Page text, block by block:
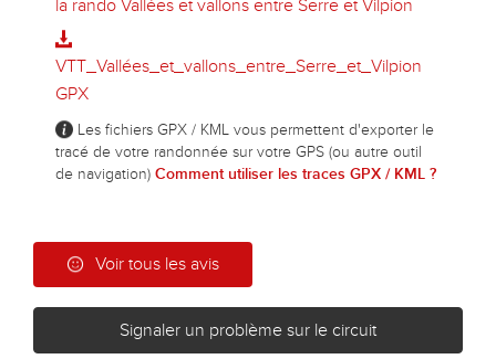
la rando Vallées et vallons entre Serre et Vilpion
VTT_Vallées_et_vallons_entre_Serre_et_Vilpion
GPX
Les fichiers GPX / KML vous permettent d'exporter le
tracé de votre randonnée sur votre GPS (ou autre outil
de navigation) Comment utiliser les traces GPX / KML ?
Voir tous les avis
Signaler un problème sur le circuit